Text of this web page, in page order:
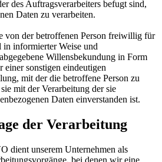
des Auftragsverarbeiters befugt sind,
Daten zu verarbeiten.
von der betroffenen Person freiwillig für
in informierter Weise und
Willensbekundung in Form
einer sonstigen eindeutigen
mit der die betroffene Person zu
mit der Verarbeitung der sie
Daten einverstanden ist.
der Verarbeitung
dient unserem Unternehmen als